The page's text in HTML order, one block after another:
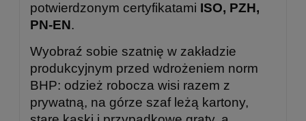
potwierdzonym certyfikatami ISO, PZH,
PN-EN.
Wyobraź sobie szatnię w zakładzie
produkcyjnym przed wdrożeniem norm
BHP: odzież robocza wisi razem z
prywatną, na górze szaf leżą kartony,